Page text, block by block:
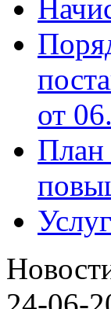
от
План